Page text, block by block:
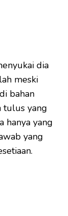
dia
meski
bahan
tulus yang
hanya yang
yang